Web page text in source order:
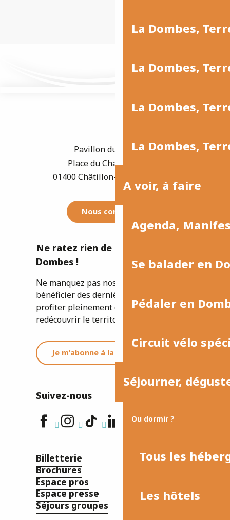
La Dombes,
La Dombes,
La Dombes,
La Dombes,
A voir, à faire
Agenda,
Se balader en
Pédaler en
Circuit vélo
Séjourner,
Ou dormir ?
Tous les
Les hôtels
Pavillon du Tourisme
Place du Champ de Foire
01400 Châtillon-sur-Chalaronne
Nous contacter
Ne ratez rien de l'actualité de la
Dombes !
Ne manquez pas nos newsletters pour
bénéficier des dernières informations et
profiter pleinement de votre séjour ou
redécouvrir le territoire.
Je m'abonne à la newsletter
Suivez-nous
Billetterie
Brochures
Espace pros
Espace presse
Séjours groupes